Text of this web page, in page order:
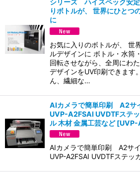
シリーズ ハイスペック安
りボトルが、 世界にひとつ
に
お気に入りのボトルが、 世
ルデザインに ボトル・水筒
回転させながら、全周にわ
デザインをUV印刷できます
ん、繊細な…
AIカメラで簡単印刷 A2サ
UVP-A2FSAI UVDTFステ
ル 木材 金属工芸など [UVP-
AIカメラで簡単印刷 A2サ
UVP-A2FSAI UVDTFステッ